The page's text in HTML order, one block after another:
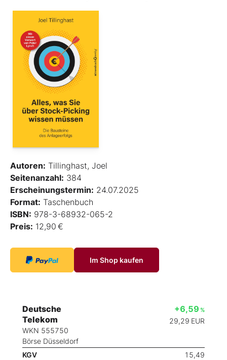
Autoren: Tillinghast, Joel
Seitenanzahl: 384
Erscheinungstermin: 24.07.2025
Format: Taschenbuch
ISBN: 978-3-68932-065-2
Preis: 12,90 €
Im Shop kaufen
Deutsche
Telekom
WKN 555750
Börse Düsseldorf
+6,59 %
29,29 EUR
KGV
15,49